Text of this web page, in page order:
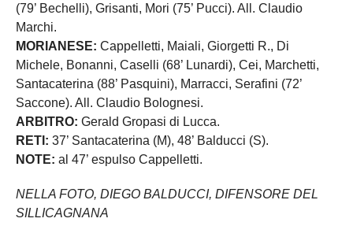
(79’ Bechelli), Grisanti, Mori (75’ Pucci). All. Claudio
Marchi.
MORIANESE: Cappelletti, Maiali, Giorgetti R., Di
Michele, Bonanni, Caselli (68’ Lunardi), Cei, Marchetti,
Santacaterina (88’ Pasquini), Marracci, Serafini (72’
Saccone). All. Claudio Bolognesi.
ARBITRO: Gerald Gropasi di Lucca.
RETI: 37’ Santacaterina (M), 48’ Balducci (S).
NOTE: al 47’ espulso Cappelletti.
NELLA FOTO, DIEGO BALDUCCI, DIFENSORE DEL
SILLICAGNANA